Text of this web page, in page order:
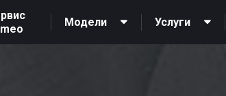
Модели Услуги